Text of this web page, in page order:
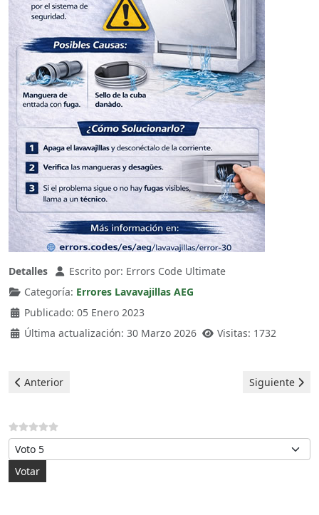
Detalles Escrito por: Errors Code Ultimate
Categoría: Errores Lavavajillas AEG
Publicado: 05 Enero 2023
Última actualización: 30 Marzo 2026
Visitas: 1732
Artículo anterior: Aeg Lavavajillas - error i20
Anterior Artículo
Siguiente
Por favor, vote